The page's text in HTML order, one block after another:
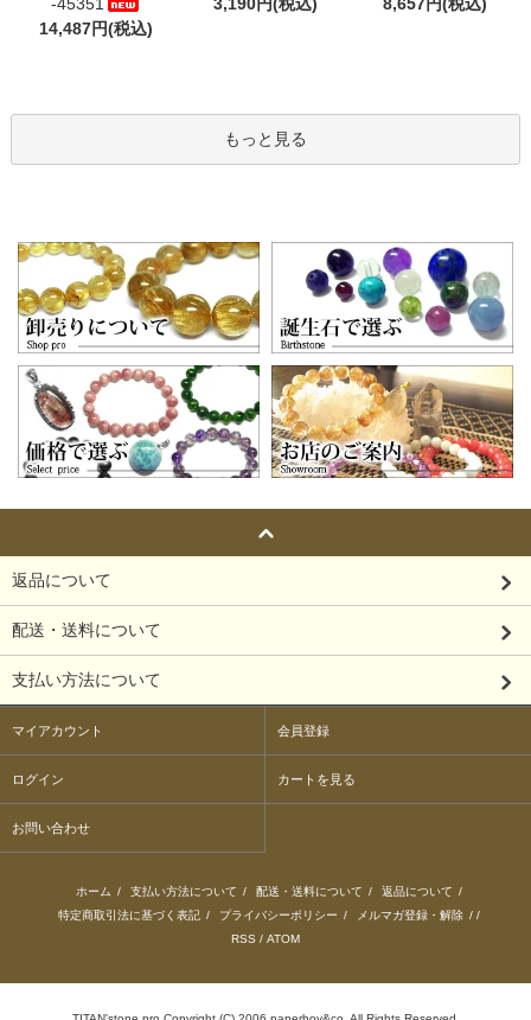
-45351
14,487円(税込)
3,190円(税込)
8,657円(税込)
もっと見る
返品について
配送・送料について
支払い方法について
マイアカウント 会員登録
ログイン カートを見る
お問い合わせ
ホーム / 支払い方法について / 配送・送料について / 返品について /
特定商取引法に基づく表記 / プライバシーポリシー / メルマガ登録・解除 / /
RSS / ATOM